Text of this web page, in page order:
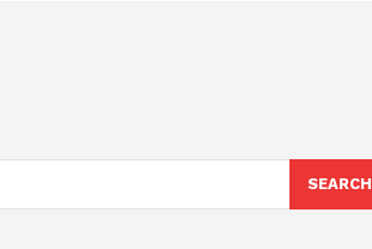
SEARCH